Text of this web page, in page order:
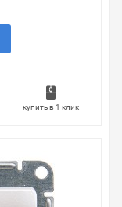
купить в 1 клик